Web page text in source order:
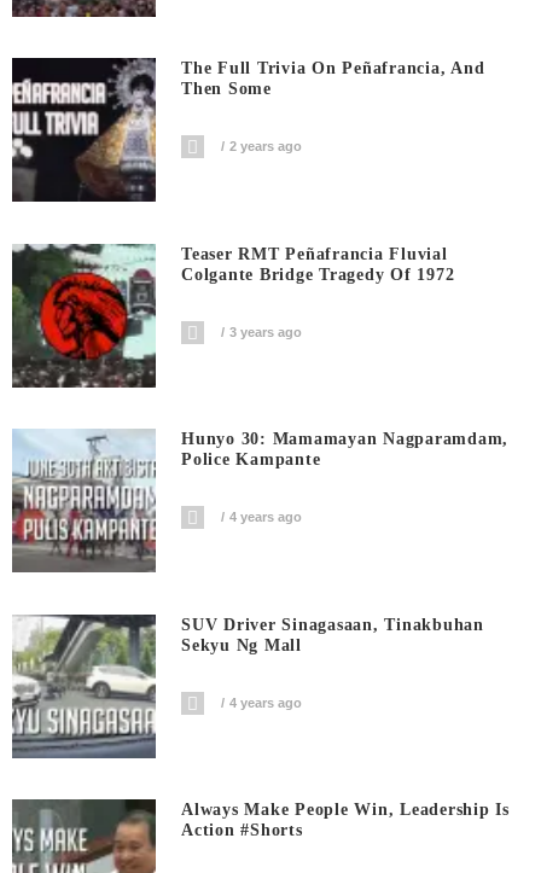
The Full Trivia On Peñafrancia, And
Then Some
2 years ago
Teaser RMT Peñafrancia Fluvial
Colgante Bridge Tragedy Of 1972
3 years ago
Hunyo 30: Mamamayan Nagparamdam,
Police Kampante
4 years ago
SUV Driver Sinagasaan, Tinakbuhan
Sekyu Ng Mall
4 years ago
Always Make People Win, Leadership Is
Action #shorts